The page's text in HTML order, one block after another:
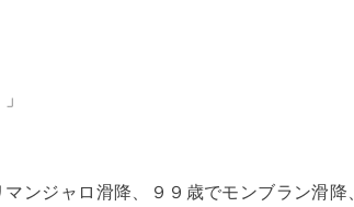
ンジャロ滑降、９９歳でモンブラン滑降、